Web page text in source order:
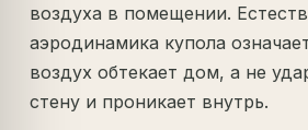
воздуха в помещении.
аэродинамика купола
воздух обтекает дом, а не
стену и проникает внутрь.